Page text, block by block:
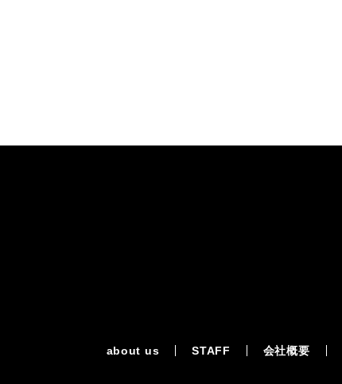
about us STAFF 会社概要